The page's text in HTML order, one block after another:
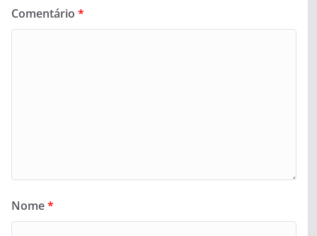
Comentário *
Nome*